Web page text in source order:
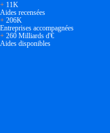
+ 11K
Aides recensées
+ 206K
Entreprises accompagnées
+ 260 Milliards d'€
Aides disponibles